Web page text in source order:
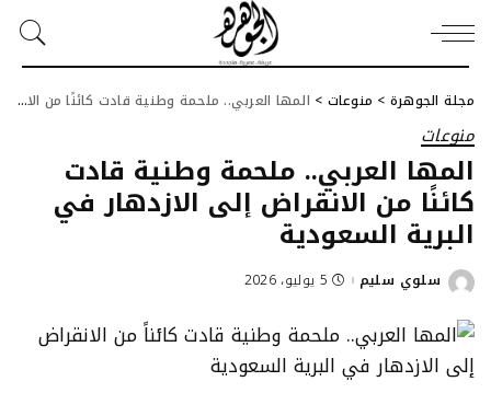
مجلة الجوهرة > منوعات > المها العربي.. ملحمة وطنية قادت كائنًا من الانقراض إلى الازدهار في البرية السعودية
منوعات
المها العربي.. ملحمة وطنية قادت
كائنًا من الانقراض إلى الازدهار في
البرية السعودية
Posted
سلوي سليم 5 يوليو، 2026